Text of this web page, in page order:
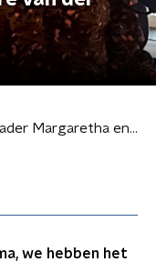
halfzussen van man en vader Margaretha en Eleonore van der Rest
we hebben het